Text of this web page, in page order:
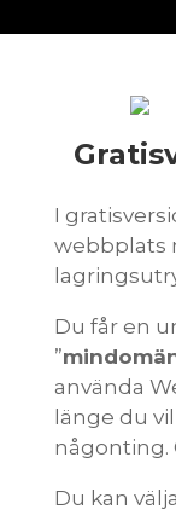
I
webbplats
Du får en
”
använda
länge du
någonting.
Du kan